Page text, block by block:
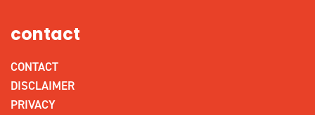
contact
CONTACT
DISCLAIMER
PRIVACY